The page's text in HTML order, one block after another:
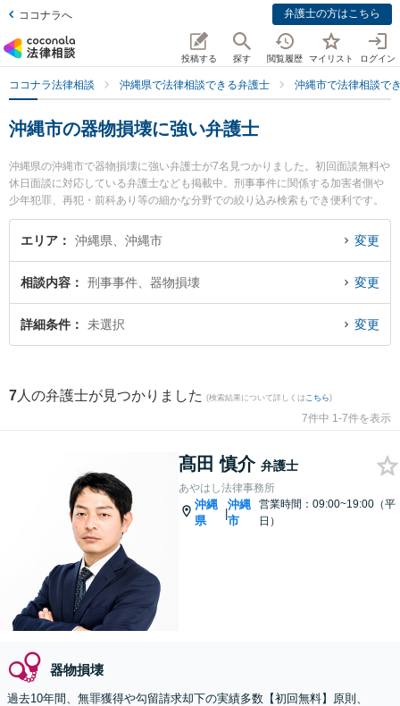
ココナラへ 弁護士の方はこちら
投稿する 探す 閲覧履歴 マイリスト ログイン
ココナラ法律相談 沖縄県で法律相談できる弁護士 沖縄市で法律相談で
沖縄市の器物損壊に強い弁護士
沖縄県の沖縄市で器物損壊に強い弁護士が7名見つかりました。初回面談無料や
休日面談に対応している弁護士なども掲載中。刑事事件に関係する加害者側や
少年犯罪、再犯・前科あり等の細かな分野での絞り込み検索もでき便利です。
特にあやはし法律事務所の髙田 慎介弁護士や吉村正夫法律事務所の石川 健一郎
弁護士、岡野法律事務所 沖縄中部支店の比嘉 佑哉弁護士のプロフィール情報や
決の実績豊富な近くの弁護士を検索したい』『初回相談無料で器物損壊を法律
相談できる沖縄市内の弁護士に相談予約したい』などでお困りの相談者さんに
おすすめです。
エリア 沖縄県、沖縄市 変更
相談内容 刑事事件、器物損壊 変更
詳細条件 未選択 変更
7 人の弁護士が見つかりました (検索結果について詳しくは こちら)
7件中 1-7件を表示
髙田 慎介 弁護士
あやはし法律事務所
沖縄
県
|
沖縄
市
営業時間：09:00~19:00（平
日）
器物損壊
過去10年間、無罪獲得や勾留請求却下の実績多数【初回無料】原則、